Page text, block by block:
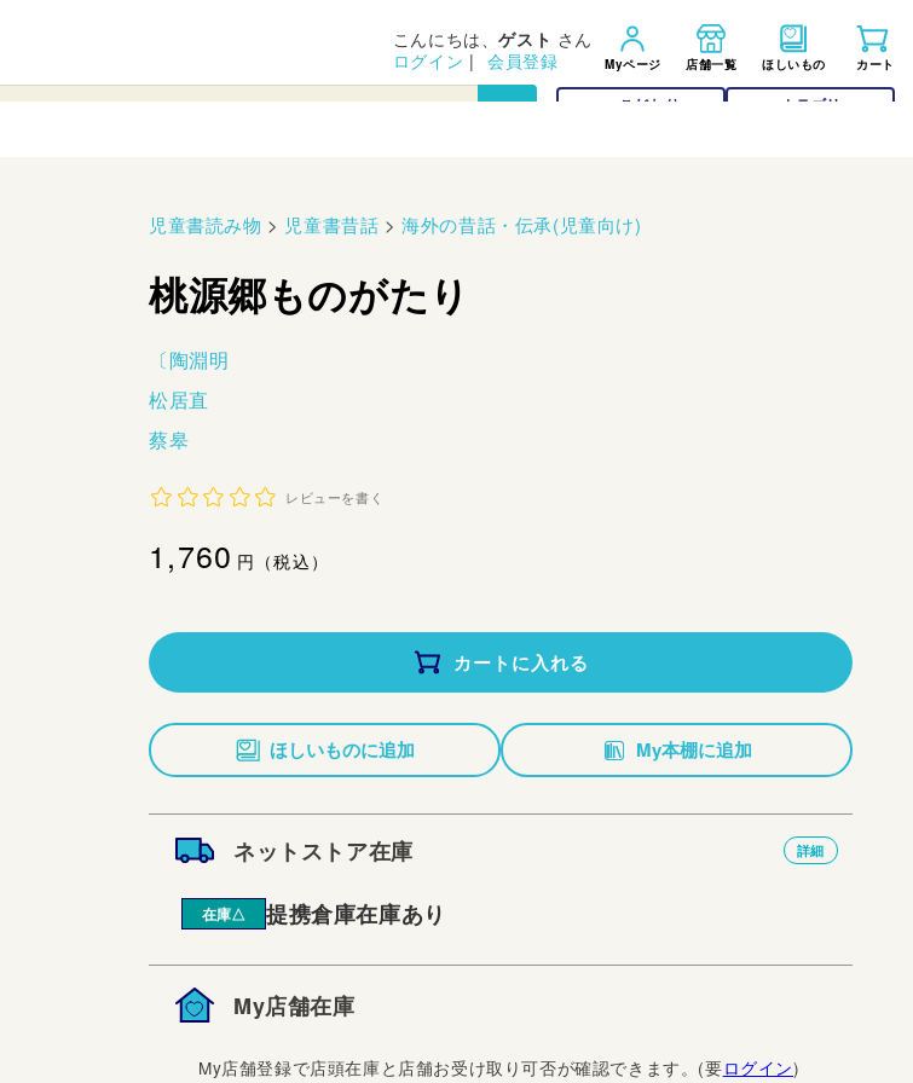
こだわり カテゴリー
こんにちは、ゲスト さん
ログイン | 会員登録 Myページ 店舗一覧 ほしいもの カート
児童書読み物 > 児童書昔話 >海外の昔話・伝承(児童向け)
桃源郷ものがたり
〔陶淵明
松居直
蔡皋
レビューを書く
通
価
格
1,760円（税込）
カートに入れる
ほしいものに追加 My本棚に追加
ネットストア在庫 詳細
在庫△ 提携倉庫在庫あり
My店舗在庫
My店舗登録で店頭在庫と店舗お受け取り可否が確認できます。(要ログイン)